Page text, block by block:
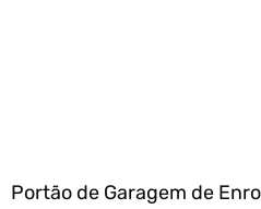
Portão de Garagem de